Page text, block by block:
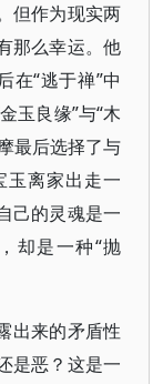
但作为现实两
那么幸运。他
在“逃于禅”中
玉良缘”与“木
最后选择了与
玉离家出走一
己的灵魂是一
却是一种“抛
出来的矛盾性
是恶？这是一